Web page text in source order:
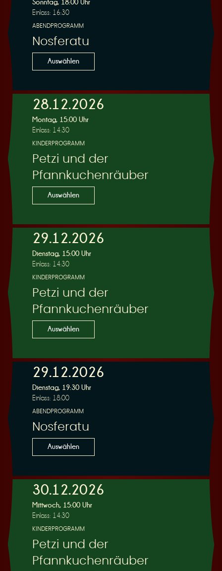
Sonntag, 18:00 Uhr
Einlass: 16:30
ABENDPROGRAMM
Nosferatu
Auswählen
28.12.2026
Montag, 15:00 Uhr
Einlass: 14:30
KINDERPROGRAMM
Petzi und der
Pfannkuchenräuber
Auswählen
29.12.2026
Dienstag, 15:00 Uhr
Einlass: 14:30
KINDERPROGRAMM
Petzi und der
Pfannkuchenräuber
Auswählen
29.12.2026
Dienstag, 19:30 Uhr
Einlass: 18:00
ABENDPROGRAMM
Nosferatu
Auswählen
30.12.2026
Mittwoch, 15:00 Uhr
Einlass: 14:30
KINDERPROGRAMM
Petzi und der
Pfannkuchenräuber